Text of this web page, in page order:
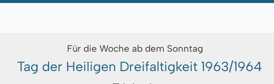
Für die Woche ab dem Sonntag
Tag der Heiligen Dreifaltigkeit 1963/1964